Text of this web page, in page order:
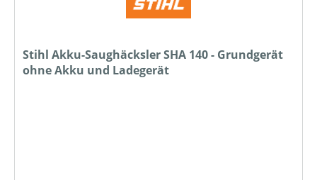
Stihl Akku-Saughäcksler SHA 140 - Grundgerät
ohne Akku und Ladegerät